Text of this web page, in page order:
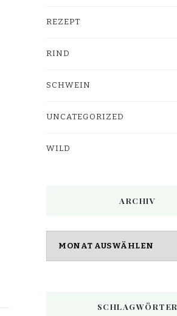
REZEPT
RIND
SCHWEIN
UNCATEGORIZED
WILD
ARCHIV
SCHLAGWÖRTER